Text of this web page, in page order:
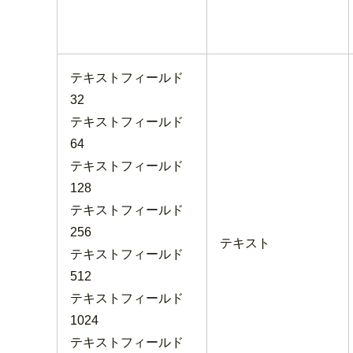
テキストフィールド
32
テキストフィールド
64
テキストフィールド
128
テキストフィールド
256
テキストフィールド
512
テキストフィールド
1024
テキストフィールド
テキスト